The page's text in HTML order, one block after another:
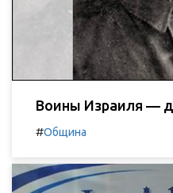
Воины Израиля —
#Община